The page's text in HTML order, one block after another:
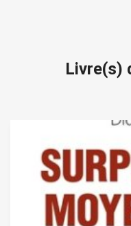
Livre(s)